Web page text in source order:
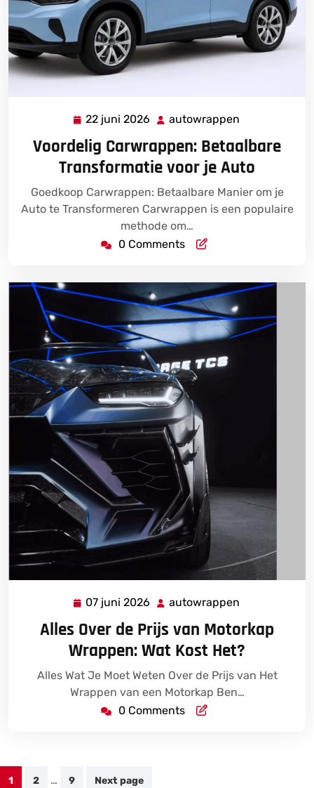
22 juni 2026 22
2026
autowrappen
Voordelig Carwrappen: Betaalbare
Transformatie voor je Auto
Goedkoop Carwrappen: Betaalbare Manier om je
Auto te Transformeren Carwrappen is een populaire
methode om…
0 Comments
07 juni 2026 07
juni
2026
autowrappen
Alles Over de Prijs van Motorkap
Wrappen: Wat Kost Het?
Alles Wat Je Moet Weten Over de Prijs van Het
Wrappen van een Motorkap Ben…
0 Comments
Berichten
1 2 … 9 Next page